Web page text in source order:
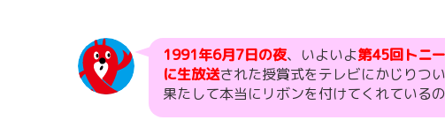
1991年6月7日の夜、いよいよ第45回トニ
に生放送された授賞式をテレビにかじりつ
果たして本当にリボンを付けてくれている